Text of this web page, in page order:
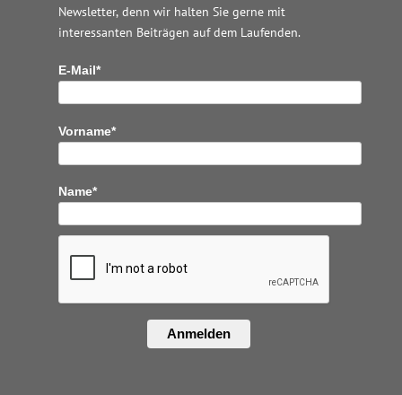
Newsletter, denn wir halten Sie gerne mit
interessanten Beiträgen auf dem Laufenden.
E-Mail*
Vorname*
Name*
Anmelden